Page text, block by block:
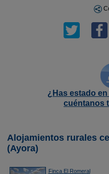
¿Has estado
cuéntanos
Alojamientos rurales
(Ayora)
Finca El Romeral